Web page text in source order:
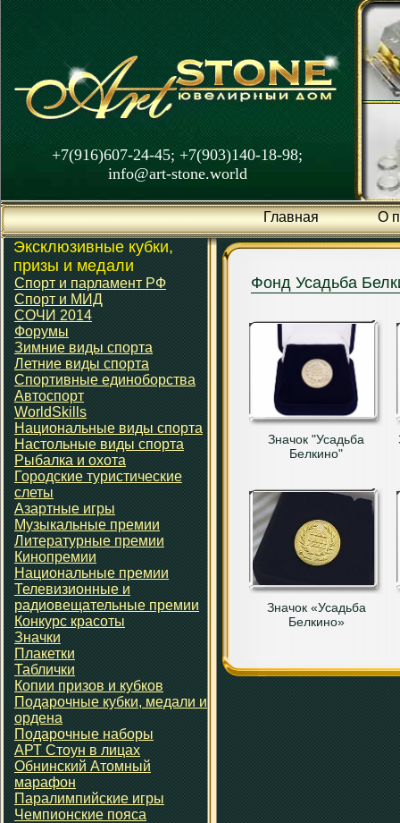
+7(916)607-24-45; +7(903)140-18-98;
info@art-stone.world
Главная О
Эксклюзивные кубки,
призы и медали
Спорт и парламент РФ
Спорт и МИД
СОЧИ 2014
Форумы
Зимние виды спорта
Летние виды спорта
Спортивные единоборства
Автоспорт
WorldSkills
Национальные виды спорта
Настольные виды спорта
Рыбалка и охота
Городские туристические
слеты
Азартные игры
Музыкальные премии
Литературные премии
Кинопремии
Национальные премии
Телевизионные и
радиовещательные премии
Конкурс красоты
Значки
Плакетки
Таблички
Копии призов и кубков
Подарочные кубки, медали и
ордена
Подарочные наборы
АРТ Стоун в лицах
Обнинский Атомный
марафон
Паралимпийские игры
Чемпионские пояса
Фонд Усадьба
Значок "Усадьба
Белкино"
Значок «Усадьба
Белкино»